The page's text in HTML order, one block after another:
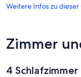
Coast,
Weitere Infos zu
Zimmer
4 Schlafzimmer